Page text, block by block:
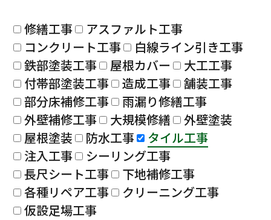
修繕工事
アスファルト工事
コンクリート工事
白線ライン引き工事
鉄部塗装工事
屋根カバー
大工工事
付帯部塗装工事
造成工事
舗装工事
部分床補修工事
雨漏り修繕工事
外壁補修工事
大規模修繕
外壁塗装
屋根塗装
防水工事
タイル工事
注入工事
シーリング工事
長尺シート工事
下地補修工事
各種リペア工事
クリーニング工事
仮設足場工事